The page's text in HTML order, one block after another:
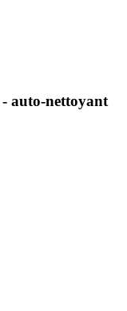
auto-nettoyant